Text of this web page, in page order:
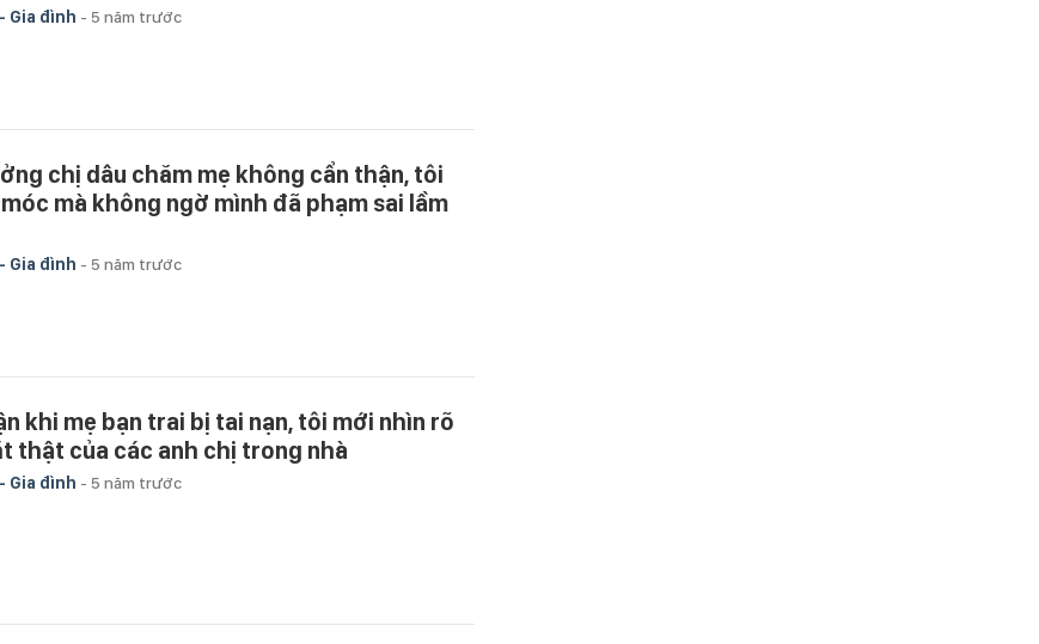
Gia đình - 5 năm trước
chị dâu chăm mẹ không cẩn thận, tôi
mà không ngờ mình đã phạm sai lầm
Gia đình - 5 năm trước
khi mẹ bạn trai bị tai nạn, tôi mới nhìn rõ
thật của các anh chị trong nhà
Gia đình - 5 năm trước